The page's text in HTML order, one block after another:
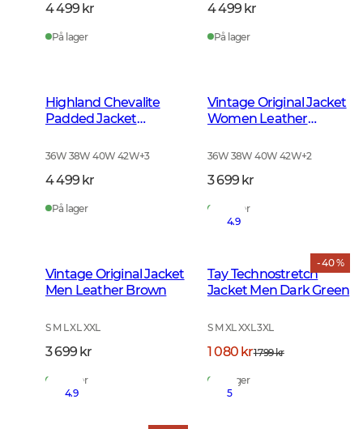
4 499 kr
På lager
4 499 kr
På lager
Highland Chevalite
Padded Jacket
Green
36W 38W 40W 42W+3
4 499 kr
På lager
Vintage Original Jacket
Women Leather
36W 38W 40W 42W+2
3 699 kr
På lager
Vintage Original Jacket
Men Leather Brown
S M L XL XXL
3 699 kr
På lager
- 40 %
4.9
Tay Technostretch
Jacket Men Dark Green
S M XL XXL 3XL
1 080 kr1 799 kr
På lager
4.9 5